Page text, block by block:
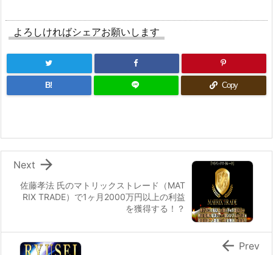
よろしければシェアお願いします
B! Copy
佐藤孝法 氏のマトリックストレード（MAT
RIX TRADE）で1ヶ月2000万円以上の利益
を獲得する！？

Next
 Prev